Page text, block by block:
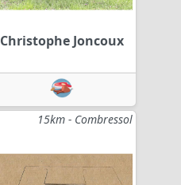
Christophe Joncoux
15km - Combressol